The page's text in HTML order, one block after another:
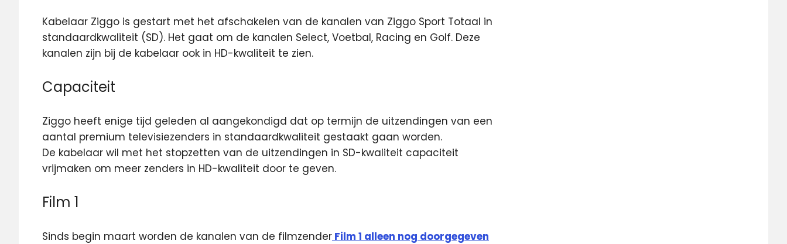
Kabelaar Ziggo is gestart met het afschakelen van de kanalen van Ziggo Sport Totaal in
standaardkwaliteit (SD). Het gaat om de kanalen Select, Voetbal, Racing en Golf. Deze
kanalen zijn bij de kabelaar ook in HD-kwaliteit te zien.
Capaciteit
Ziggo heeft enige tijd geleden al aangekondigd dat op termijn de uitzendingen van een
aantal premium televisiezenders in standaardkwaliteit gestaakt gaan worden.
De kabelaar wil met het stopzetten van de uitzendingen in SD-kwaliteit capaciteit
vrijmaken om meer zenders in HD-kwaliteit door te geven.
Film 1
Sinds begin maart worden de kanalen van de filmzender Film 1 alleen nog doorgegeven